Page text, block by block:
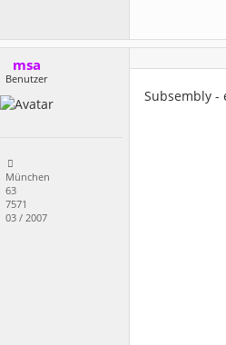
msa
Benutzer
München
63
7571
03 / 2007
Subsembly -